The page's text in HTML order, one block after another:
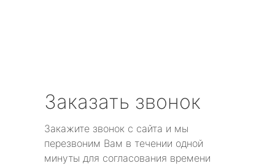
Заказать звонок
Закажите звонок с сайта и мы
перезвоним Вам в течении одной
минуты для согласования времени